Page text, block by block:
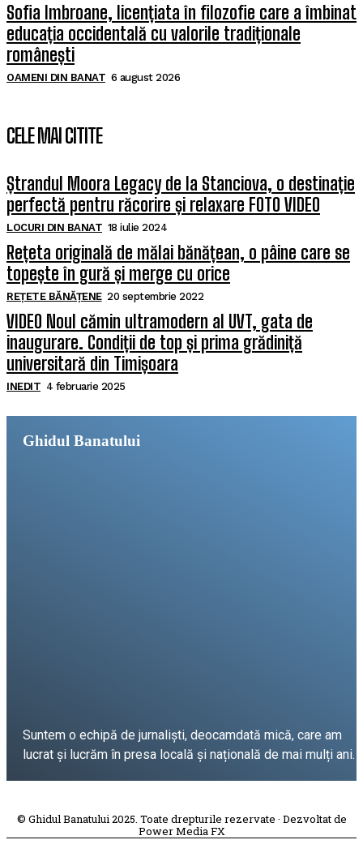
Sofia Imbroane, licențiata în filozofie care a îmbinat
educația occidentală cu valorile tradiționale
românești
OAMENI DIN BANAT 6 august 2026
CELE MAI CITITE
Ștrandul Moora Legacy de la Stanciova, o destinație
perfectă pentru răcorire și relaxare FOTO VIDEO
LOCURI DIN BANAT 18 iulie 2024
Rețeta originală de mălai bănățean, o pâine care se
topește în gură și merge cu orice
REȚETE BĂNĂȚENE 20 septembrie 2022
VIDEO Noul cămin ultramodern al UVT, gata de
inaugurare. Condiții de top și prima grădiniță
universitară din Timișoara
INEDIT 4 februarie 2025
Ghidul Banatului
Suntem o echipă de jurnaliști, deocamdată mică, care am
lucrat și lucrăm în presa locală și națională de mai mulți ani.
© Ghidul Banatului 2025. Toate drepturile rezervate · Dezvoltat de
Power Media FX